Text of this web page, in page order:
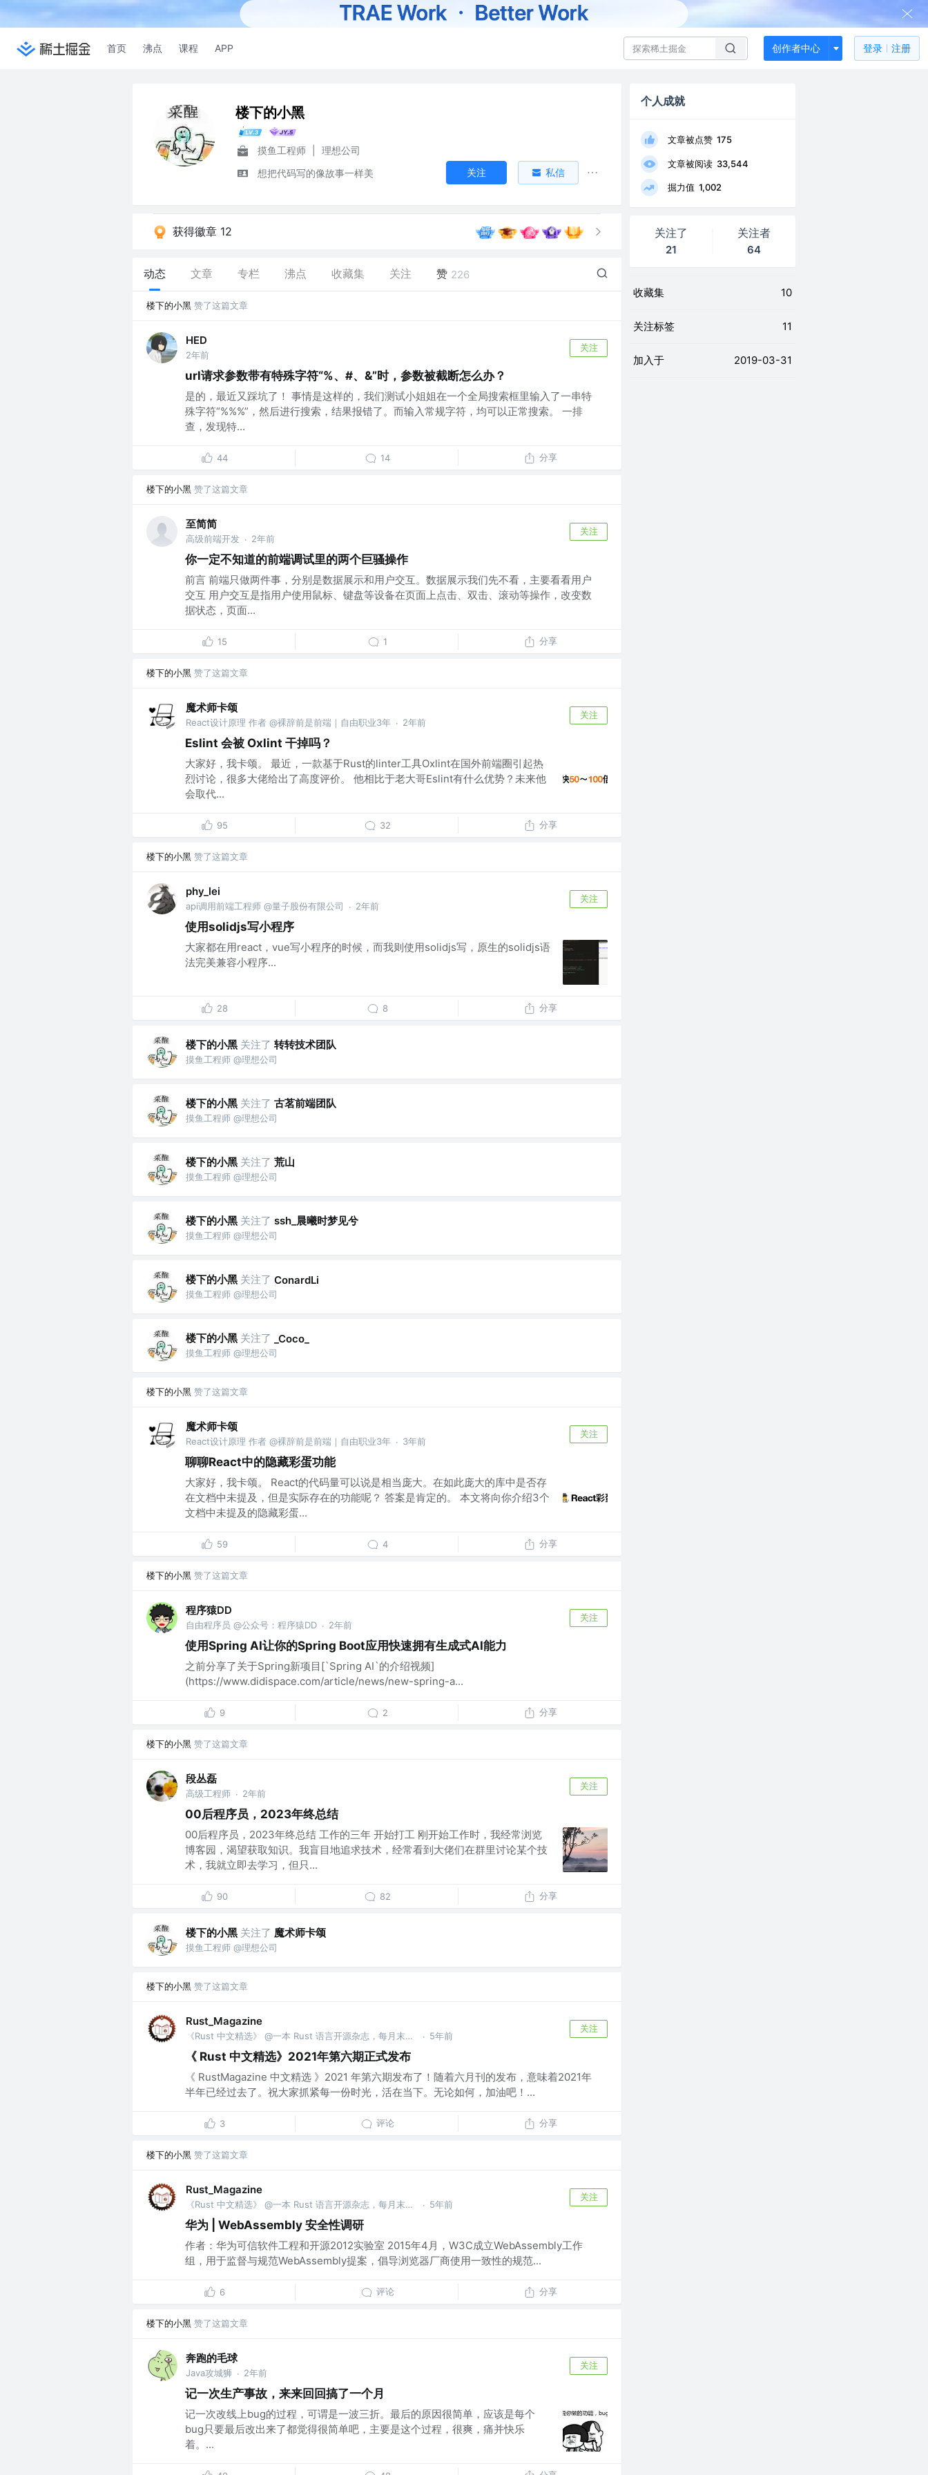
首页 沸点 课程 APP 创作者中心 登录 注册
楼下的小黑
摸鱼工程师
理想公司
想把代码写的像故事一样美
关注 私信
获得徽章 12
动态 文章 专栏 沸点 收藏集 关注 赞 226
楼下的小黑 赞了这篇文章
HED
2年前
关注
url请求参数带有特殊字符“%、#、&”时，参数被截断怎么办？
是的，最近又踩坑了！ 事情是这样的，我们测试小姐姐在一个全局搜索框里输入了一串特
殊字符“%%%”，然后进行搜索，结果报错了。而输入常规字符，均可以正常搜索。 一排
查，发现特...
44 14 分享
楼下的小黑 赞了这篇文章
至简简
高级前端开发 · 2年前
关注
你一定不知道的前端调试里的两个巨骚操作
前言 前端只做两件事，分别是数据展示和用户交互。数据展示我们先不看，主要看看用户
交互 用户交互是指用户使用鼠标、键盘等设备在页面上点击、双击、滚动等操作，改变数
据状态，页面...
15 1 分享
楼下的小黑 赞了这篇文章
魔术师卡颂
React设计原理 作者 @裸辞前是前端｜自由职业3年 · 2年前
关注
Eslint 会被 Oxlint 干掉吗？
大家好，我卡颂。 最近，一款基于Rust的linter工具Oxlint在国外前端圈引起热
烈讨论，很多大佬给出了高度评价。 他相比于老大哥Eslint有什么优势？未来他
会取代...
95 32 分享
楼下的小黑 赞了这篇文章
phy_lei
api调用前端工程师 @量子股份有限公司 · 2年前
关注
使用solidjs写小程序
大家都在用react，vue写小程序的时候，而我则使用solidjs写，原生的solidjs语
法完美兼容小程序...
28 8 分享
楼下的小黑 关注了 转转技术团队
摸鱼工程师 @理想公司
楼下的小黑 关注了 古茗前端团队
摸鱼工程师 @理想公司
楼下的小黑 关注了 荒山
摸鱼工程师 @理想公司
楼下的小黑 关注了 ssh_晨曦时梦见兮
摸鱼工程师 @理想公司
楼下的小黑 关注了 ConardLi
摸鱼工程师 @理想公司
楼下的小黑 关注了 _Coco_
摸鱼工程师 @理想公司
楼下的小黑 赞了这篇文章
魔术师卡颂
React设计原理 作者 @裸辞前是前端｜自由职业3年 · 3年前
关注
聊聊React中的隐藏彩蛋功能
大家好，我卡颂。 React的代码量可以说是相当庞大。在如此庞大的库中是否存
在文档中未提及，但是实际存在的功能呢？ 答案是肯定的。 本文将向你介绍3个
文档中未提及的隐藏彩蛋...
59 4 分享
楼下的小黑 赞了这篇文章
程序猿DD
自由程序员 @公众号：程序猿DD · 2年前
关注
使用Spring AI让你的Spring Boot应用快速拥有生成式AI能力
之前分享了关于Spring新项目[`Spring AI`的介绍视频]
(https://www.didispace.com/article/news/new-spring-a...
9 2 分享
楼下的小黑 赞了这篇文章
段丛磊
高级工程师 · 2年前
关注
00后程序员，2023年终总结
00后程序员，2023年终总结 工作的三年 开始打工 刚开始工作时，我经常浏览
博客园，渴望获取知识。我盲目地追求技术，经常看到大佬们在群里讨论某个技
术，我就立即去学习，但只...
90 82 分享
楼下的小黑 关注了 魔术师卡颂
摸鱼工程师 @理想公司
楼下的小黑 赞了这篇文章
Rust_Magazine
《Rust 中文精选》 @一本 Rust 语言开源杂志，每月末发刊 · 5年前
关注
《 Rust 中文精选》2021年第六期正式发布
《 RustMagazine 中文精选 》2021 年第六期发布了！随着六月刊的发布，意味着2021年
半年已经过去了。祝大家抓紧每一份时光，活在当下。无论如何，加油吧！...
3 评论 分享
楼下的小黑 赞了这篇文章
Rust_Magazine
《Rust 中文精选》 @一本 Rust 语言开源杂志，每月末发刊 · 5年前
关注
华为 | WebAssembly 安全性调研
作者：华为可信软件工程和开源2012实验室 2015年4月，W3C成立WebAssembly工作
组，用于监督与规范WebAssembly提案，倡导浏览器厂商使用一致性的规范...
6 评论 分享
楼下的小黑 赞了这篇文章
奔跑的毛球
Java攻城狮 · 2年前
关注
记一次生产事故，来来回回搞了一个月
记一次改线上bug的过程，可谓是一波三折。最后的原因很简单，应该是每个
bug只要最后改出来了都觉得很简单吧，主要是这个过程，很爽，痛并快乐
着。...
个人成就
文章被点赞 175
文章被阅读 33,544
掘力值 1,002
关注了
21
关注者
64
收藏集 10
关注标签 11
加入于 2019-03-31